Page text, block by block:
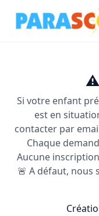
Si votre enfant
est en
contacter par
Chaque
Aucune
🚨 A défaut, nous